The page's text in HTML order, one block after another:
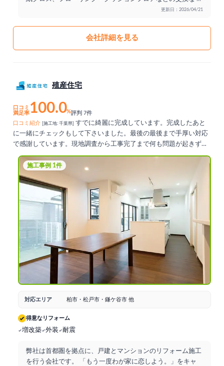
更新日：2026/04/21
会社詳細を見る
殖産住宅
口コミ
満足率100.0%評判 7件
口コミ紹介
[施工地: 千葉県]
すでに綺麗に完成しています。完成したあと
に一緒にチェックもして下さいました。最後の最後まで手厚い対応
で感謝しています。現地調査から工事完了まで何も問題が起きず無
事に終わりよかったです。
施工事例 1件
対応エリア 柏市・松戸市・鎌ケ谷市 他
得意なリフォーム
増改築 外装 耐震
弊社は首都圏を拠点に、戸建とマンションのリフォーム施工
を行う会社です。 「もう一度わが家に恋しよう。」をキャ